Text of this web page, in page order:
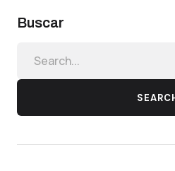
Buscar